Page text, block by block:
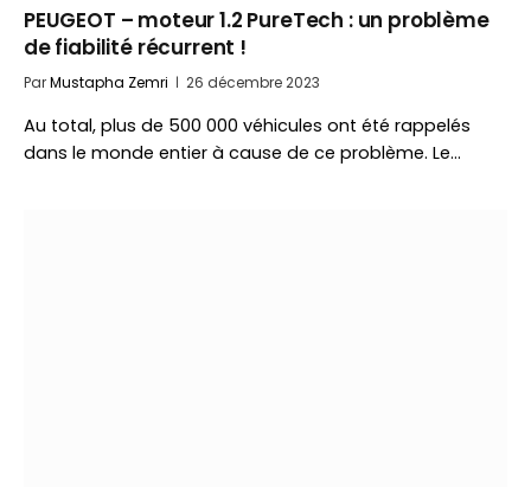
PEUGEOT – moteur 1.2 PureTech : un problème
de fiabilité récurrent !
ParMustapha Zemri 26 décembre 2023
Au total, plus de 500 000 véhicules ont été rappelés
dans le monde entier à cause de ce problème. Le…